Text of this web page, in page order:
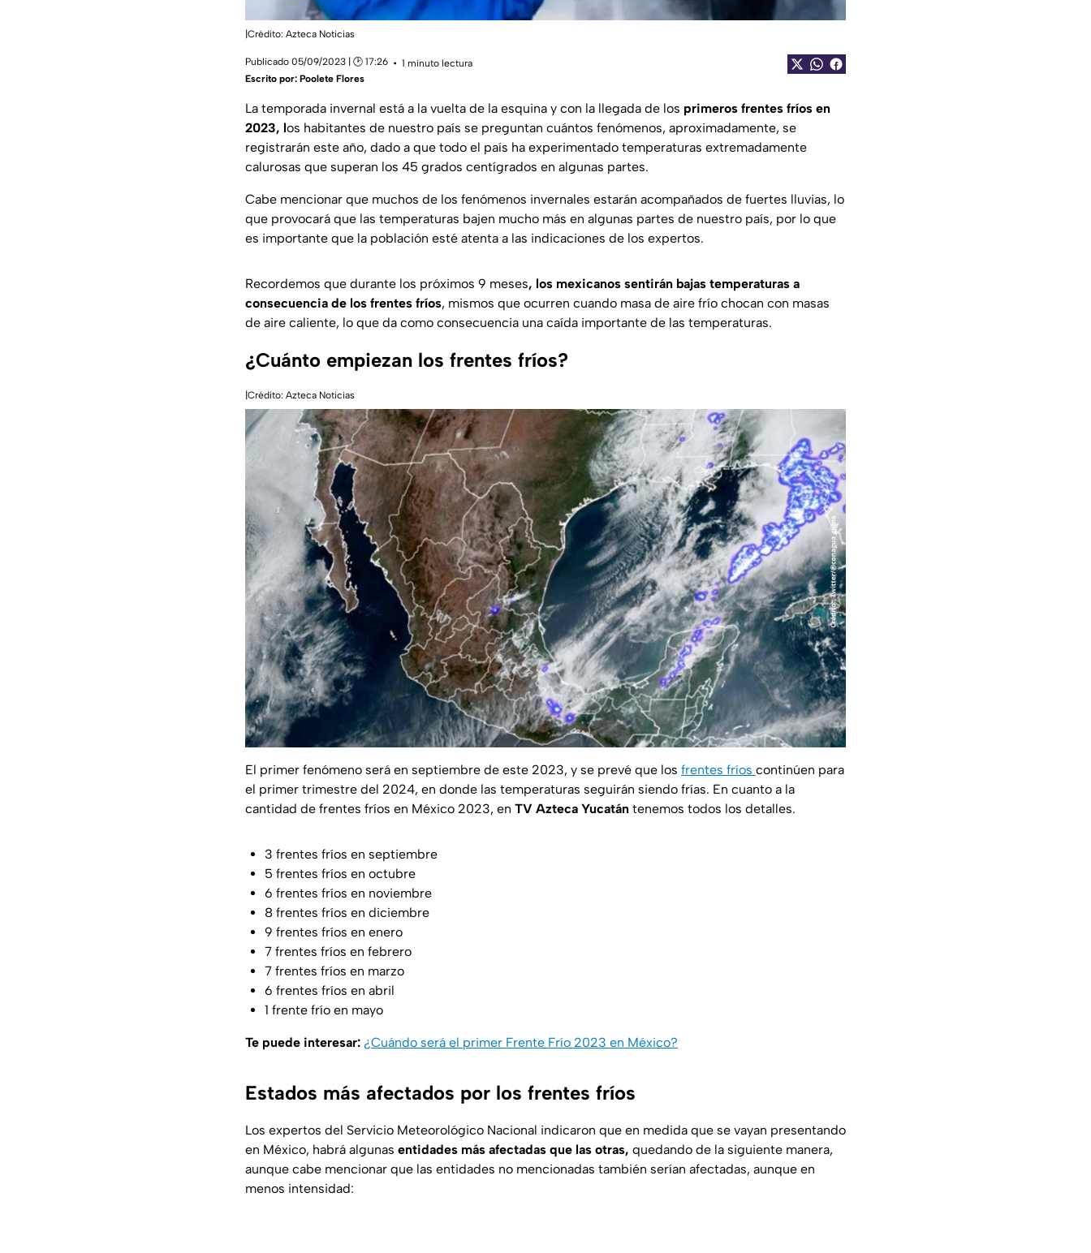
|Crédito: Azteca Noticias
Publicado 05/09/2023 | 🕑 17:26
1 minuto lectura
Escrito por: Poolete Flores
La temporada invernal está a la vuelta de la esquina y con la llegada de los primeros frentes fríos en
2023, los habitantes de nuestro país se preguntan cuántos fenómenos, aproximadamente, se
registrarán este año, dado a que todo el país ha experimentado temperaturas extremadamente
calurosas que superan los 45 grados centígrados en algunas partes.
Cabe mencionar que muchos de los fenómenos invernales estarán acompañados de fuertes lluvias, lo
que provocará que las temperaturas bajen mucho más en algunas partes de nuestro país, por lo que
es importante que la población esté atenta a las indicaciones de los expertos.
Recordemos que durante los próximos 9 meses, los mexicanos sentirán bajas temperaturas a
consecuencia de los frentes fríos, mismos que ocurren cuando masa de aire frío chocan con masas
de aire caliente, lo que da como consecuencia una caída importante de las temperaturas.
¿Cuánto empiezan los frentes fríos?
|Crédito: Azteca Noticias
El primer fenómeno será en septiembre de este 2023, y se prevé que los frentes fríos continúen para
el primer trimestre del 2024, en donde las temperaturas seguirán siendo frías. En cuanto a la
cantidad de frentes fríos en México 2023, en TV Azteca Yucatán tenemos todos los detalles.
3 frentes fríos en septiembre
5 frentes fríos en octubre
6 frentes fríos en noviembre
8 frentes fríos en diciembre
9 frentes fríos en enero
7 frentes fríos en febrero
7 frentes fríos en marzo
6 frentes fríos en abril
1 frente frío en mayo
Te puede interesar: ¿Cuándo será el primer Frente Frío 2023 en México?
Estados más afectados por los frentes fríos
Los expertos del Servicio Meteorológico Nacional indicaron que en medida que se vayan presentando
en México, habrá algunas entidades más afectadas que las otras, quedando de la siguiente manera,
aunque cabe mencionar que las entidades no mencionadas también serían afectadas, aunque en
menos intensidad: